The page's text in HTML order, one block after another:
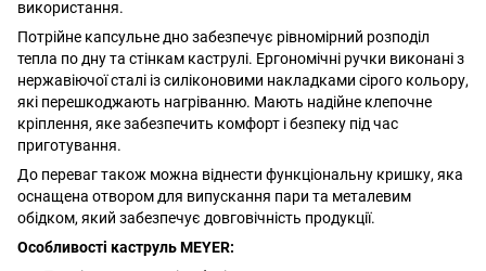
використання.
Потрійне капсульне дно забезпечує рівномірний розподіл
тепла по дну та стінкам каструлі. Ергономічні ручки виконані з
нержавіючої сталі із силіконовими накладками сірого кольору,
які перешкоджають нагріванню. Мають надійне клепочне
кріплення, яке забезпечить комфорт і безпеку під час
приготування.
До переваг також можна віднести функціональну кришку, яка
оснащена отвором для випускання пари та металевим
обідком, який забезпечує довговічність продукції.
Особливості каструль MEYER: